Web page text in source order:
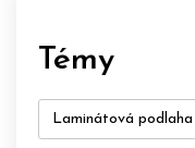
Témy
Laminátová podlaha